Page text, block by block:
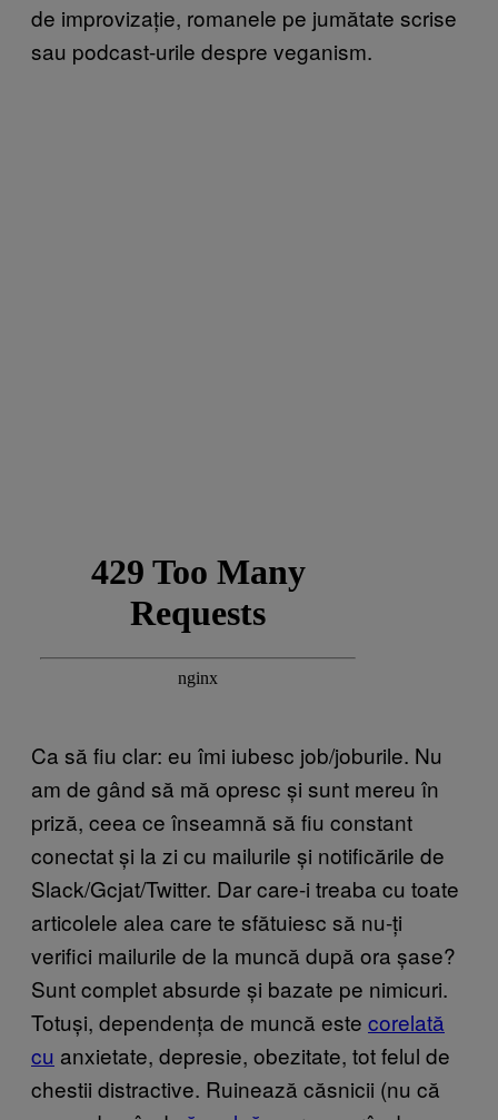
de improvizație, romanele pe jumătate scrise
sau podcast-urile despre veganism.
Ca să fiu clar: eu îmi iubesc job/joburile. Nu
am de gând să mă opresc și sunt mereu în
priză, ceea ce înseamnă să fiu constant
conectat și la zi cu mailurile și notificările de
Slack/Gcjat/Twitter. Dar care-i treaba cu toate
articolele alea care te sfătuiesc să nu-ți
verifici mailurile de la muncă după ora șase?
Sunt complet absurde și bazate pe nimicuri.
Totuși, dependența de muncă este corelată
cu anxietate, depresie, obezitate, tot felul de
chestii distractive. Ruinează căsnicii (nu că